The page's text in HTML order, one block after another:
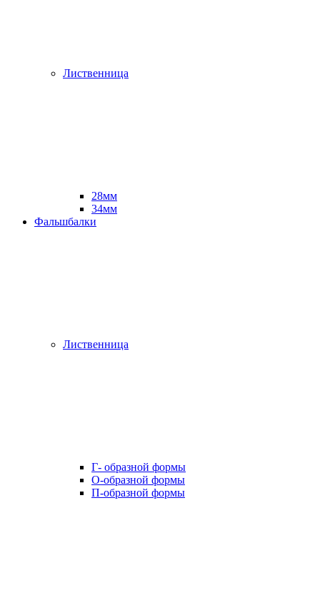
Лиственница
28мм
34мм
Фальшбалки
Лиственница
Г- образной формы
О-образной формы
П-образной формы